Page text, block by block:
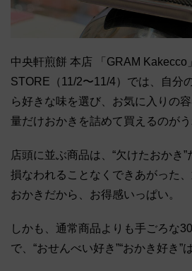
中央軒煎餅 本店 「GRAM Kakecco
STORE（11/2〜11/4）では、自分
ら好きな味を選び、お気に入りの
量だけおかきを詰めて買えるのがう
店頭に並ぶ商品は、“欠けたおかき”
損なわれることなくできあがった
おかきだから、お得感いっぱい。
しかも、通常商品よりも手ごろな
で、“おせんべい好き”“おかき好き”